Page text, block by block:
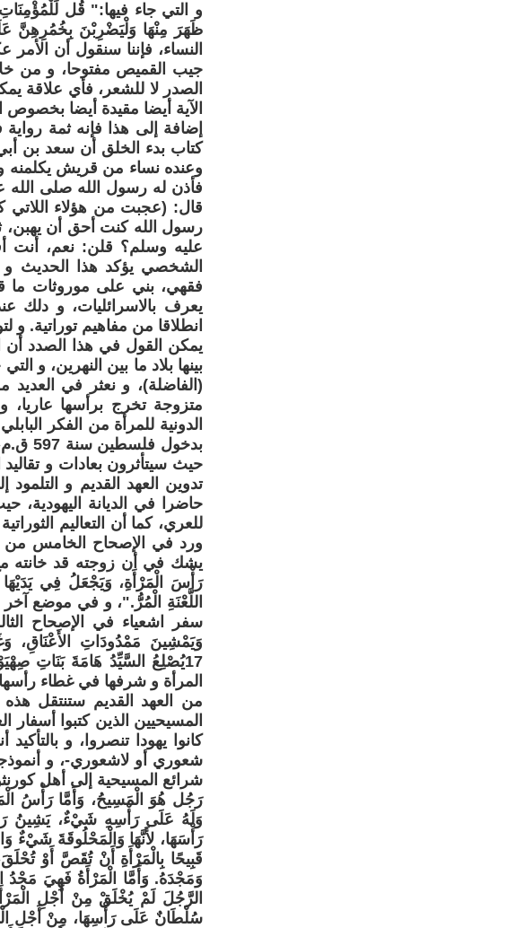
و التي جاء فيها:" قُل
ظَهَرَ مِنْهَا وَلْيَضْرِبْنَ بِخُمُرِهِنَّ
النساء، فإننا سنقول أن
جيب القميص مفتوحا، و من
الصدر لا للشعر، فأي علاقة
الآية أيضا مقيدة أيضا
إضافة إلى هذا فإنه ثمة
كتاب بدء الخلق أن سعد بن
وعنده نساء من قريش يكلمنه
فأذن له رسول الله صلى
قال: (عجبت من هؤلاء
رسول الله كنت أحق أن يهبن،
عليه وسلم؟ قلن: نعم، أنت
الشخصي يؤكد هذا الحديث
فقهي، بني على موروثات ما
يعرف بالاسرائليات، و دلك
انطلاقا من مفاهيم توراتية. و
يمكن القول في هذا الصدد أن
بينها بلاد ما بين النهرين، و
(الفاضلة)، و نعثر في
متزوجة تخرج برأسها
الدونية للمرأة من الفكر
حيث سيتأثرون بعادات و
تدوين العهد القديم و
حاضرا في الديانة اليهودية،
للعري، كما أن التعاليم
ورد في الإصحاح الخامس من
رَأْسَ الْمَرْأَةِ، وَيَجْعَلُ فِي يَدَيْهَا
اللَّعْنَةِ الْمُرُّ."، و في موضع
وَيَمْشِينَ مَمْدُودَاتِ
17يُصْلِعُ السَّيِّدُ هَامَةَ بَنَاتِ
المرأة و شرفها في غطاء
من العهد القديم ستنتقل هذه
المسيحيين الذين كتبوا
كانوا يهودا تنصروا، و
شعوري أو لاشعوري-، و
شرائع المسيحية إلى أهل